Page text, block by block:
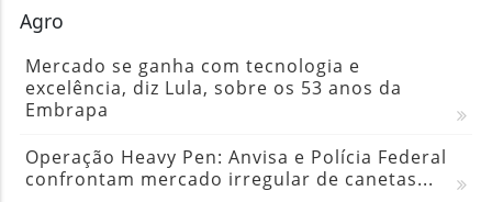
Agro
Mercado se ganha com tecnologia e
excelência, diz Lula, sobre os 53 anos da
Embrapa
Operação Heavy Pen: Anvisa e Polícia Federal
confrontam mercado irregular de canetas...